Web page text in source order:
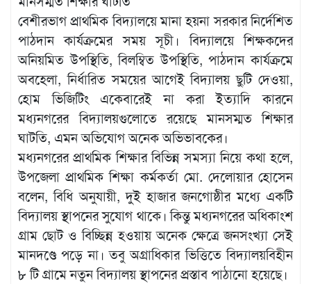
বেশীরভাগ প্রাথমিক বিদ্যালয়ে মানা হয়না সরকার নির্দেশিত
পাঠদান কার্যক্রমের সময় সূচী। বিদ্যালয়ে শিক্ষকদের
অনিয়মিত উপস্থিতি, বিলম্বিত উপস্থিতি, পাঠদান কার্যক্রমে
অবহেলা, নির্ধারিত সময়ের আগেই বিদ্যালয় ছুটি দেওয়া,
হোম ভিজিটিং একেবারেই না করা ইত্যাদি কারনে
মধ্যনগরের বিদ্যালয়গুলোতে রয়েছে মানসম্মত শিক্ষার
ঘাটতি, এমন অভিযোগ অনেক অভিভাবকের।
মধ্যনগরের প্রাথমিক শিক্ষার বিভিন্ন সমস্যা নিয়ে কথা হলে,
উপজেলা প্রাথমিক শিক্ষা কর্মকর্তা মো. দেলোয়ার হোসেন
বলেন, বিধি অনুযায়ী, দুই হাজার জনগোষ্ঠীর মধ্যে একটি
বিদ্যালয় স্থাপনের সুযোগ থাকে। কিন্তু মধ্যনগরের অধিকাংশ
গ্রাম ছোট ও বিচ্ছিন্ন হওয়ায় অনেক ক্ষেত্রে জনসংখ্যা সেই
মানদণ্ডে পড়ে না। তবু অগ্রাধিকার ভিত্তিতে বিদ্যালয়বিহীন
৮ টি গ্রামে নতুন বিদ্যালয় স্থাপনের প্রস্তাব পাঠানো হয়েছে।